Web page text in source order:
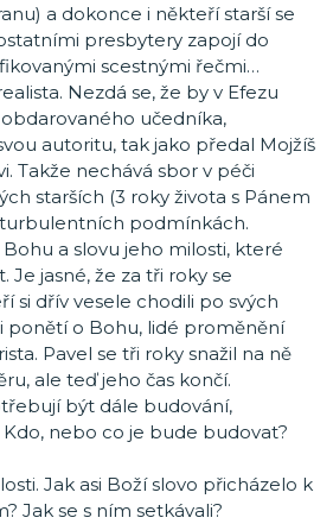
a dokonce i někteří starší se
presbytery zapojí do
scestnými řečmi…
Nezdá se, že by v Efezu
učedníka,
autoritu, tak jako předal Mojžíš
Takže nechává sbor v péči
starších (3 roky života s Pánem
turbulentních podmínkách.
a slovu jeho milosti, které
Je jasné, že za tři roky se
si dřív vesele chodili po svých
ponětí o Bohu, lidé proměnění
Pavel se tři roky snažil na ně
ale teď jeho čas končí.
být dále budování,
Kdo, nebo co je bude budovat?
Jak asi Boží slovo přicházelo k
Jak se s ním setkávali?